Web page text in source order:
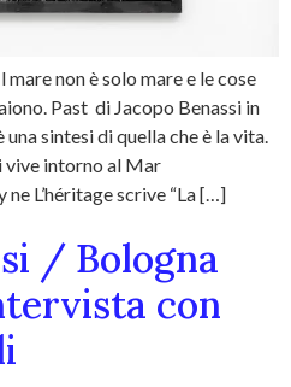
non è solo mare e le cose
Past di Jacopo Benassi in
sintesi di quella che è la vita.
vive intorno al Mar
L’héritage scrive “La […]
/ Bologna
con